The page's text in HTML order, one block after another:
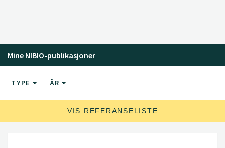
Mine NIBIO-publikasjoner
TYPE ÅR
VIS REFERANSELISTE